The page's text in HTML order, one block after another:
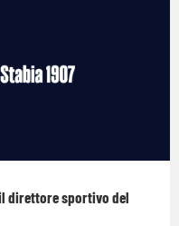
direttore sportivo del